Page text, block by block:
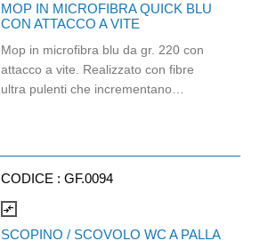
MOP IN MICROFIBRA QUICK BLU
CON ATTACCO A VITE
Mop in microfibra blu da gr. 220 con
attacco a vite. Realizzato con fibre
ultra pulenti che incrementano
un prodotto a marchio SuperSponge®
CODICE : GF.0094
compare_arrows
SCOPINO / SCOVOLO WC A PALLA